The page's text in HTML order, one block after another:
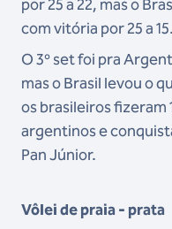
por 25 a 22, mas o
com vitória por 25 a 15.
O 3º set foi pra
mas o Brasil levou o
os brasileiros fizeram
argentinos e
Pan Júnior.
Vôlei de praia - prata